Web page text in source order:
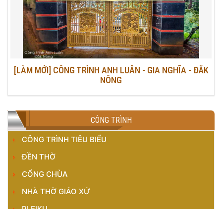
[LÀM MỚI] CÔNG TRÌNH ANH LUÂN - GIA NGHĨA - ĐĂK
NÔNG
CÔNG TRÌNH
CÔNG TRÌNH TIÊU BIỂU
ĐỀN THỜ
CỔNG CHÙA
NHÀ THỜ GIÁO XỨ